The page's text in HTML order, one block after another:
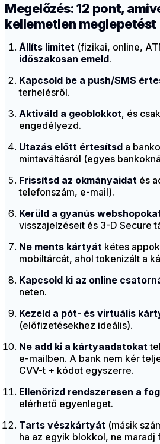
Megelőzés: 12 pont,
kellemetlen meglepetést
Állíts limitet (fizikai, online,
időszakosan emeld.
Kapcsold be a push/SMS
terhelésről.
Aktiváld a geoblokkot, és
engedélyezd.
Utazás előtt értesítsd a
mintaváltásról (egyes
Frissítsd az okmányaidat és
telefonszám, e-mail).
Kerüld a gyanús
visszajelzéseit és 3-D Secure
Ne ments kártyát kétes
mobiltárcát, ahol tokenizált a
Kapcsold ki az online
neten.
Kezeld a pót- és virtuális
(előfizetésekhez ideális).
Ne add ki a kártyaadatokat
e-mailben. A bank nem kér
CVV-t + kódot egyszerre.
Ellenőrizd rendszeresen a
elérhető egyenleget.
Tarts vészkártyát (másik
ha az egyik blokkol, ne